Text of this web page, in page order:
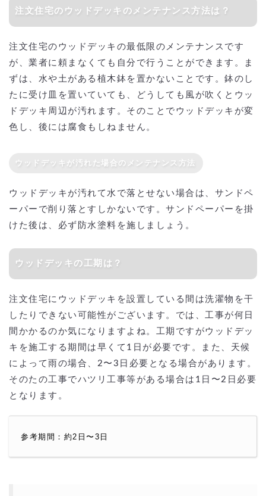
注文住宅のウッドデッキのメンテナンス方法は？
注文住宅のウッドデッキの最低限のメンテナンスです
が、業者に頼まなくても自分で行うことができます。ま
ずは、水や土がある植木鉢を置かないことです。鉢のし
たに受け皿を置いていても、どうしても風が吹くとウッ
ドデッキ周辺が汚れます。そのことでウッドデッキが変
色し、後には腐食もしねません。
ウッドデッキが汚れた場合のメンテナンス方法
ウッドデッキが汚れて水で落とせない場合は、サンドペ
ーパーで削り落とすしかないです。サンドペーパーを掛
けた後は、必ず防水塗料を施しましょう。
ウッドデッキの工期は？
注文住宅にウッドデッキを設置している間は洗濯物を干
したりできない可能性がございます。では、工事が何日
間かかるのか気になりますよね。工期ですがウッドデッ
キを施工する期間は早くて1日が必要です。また、天候
によって雨の場合、2〜3日必要となる場合があります。
そのたの工事でハツリ工事等がある場合は1日〜2日必要
となります。
参考期間：約2日〜3日